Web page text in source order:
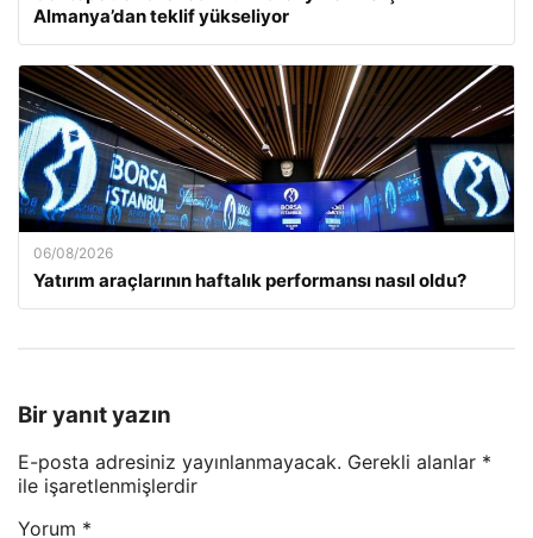
Almanya’dan teklif yükseliyor
06/08/2026
Yatırım araçlarının haftalık performansı nasıl oldu?
Bir yanıt yazın
E-posta adresiniz yayınlanmayacak. Gerekli alanlar *
ile işaretlenmişlerdir
Yorum *